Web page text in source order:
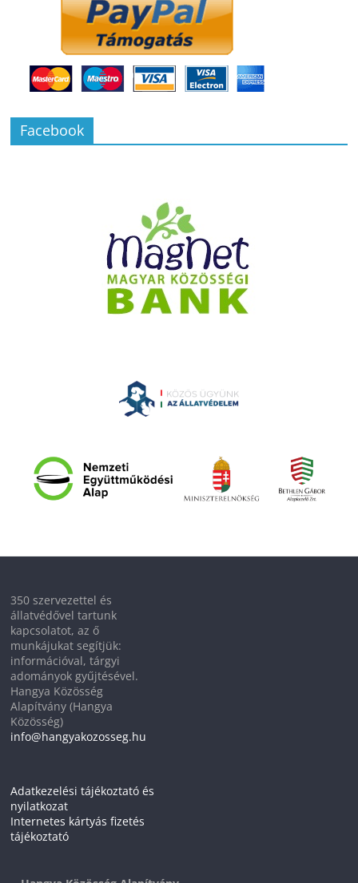
Facebook
350 szervezettel és
állatvédővel tartunk
kapcsolatot, az ő
munkájukat segítjük:
információval, tárgyi
adományok gyűjtésével.
Hangya Közösség
Alapítvány (Hangya
Közösség)
info@hangyakozosseg.hu
Adatkezelési tájékoztató és
nyilatkozat
Internetes kártyás fizetés
tájékoztató